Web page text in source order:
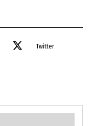
Twitter